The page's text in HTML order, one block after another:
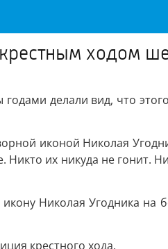
ходом
делали вид, что
иконой Николая
их никуда не гонит.
Николая Угодника на
крестного хода.